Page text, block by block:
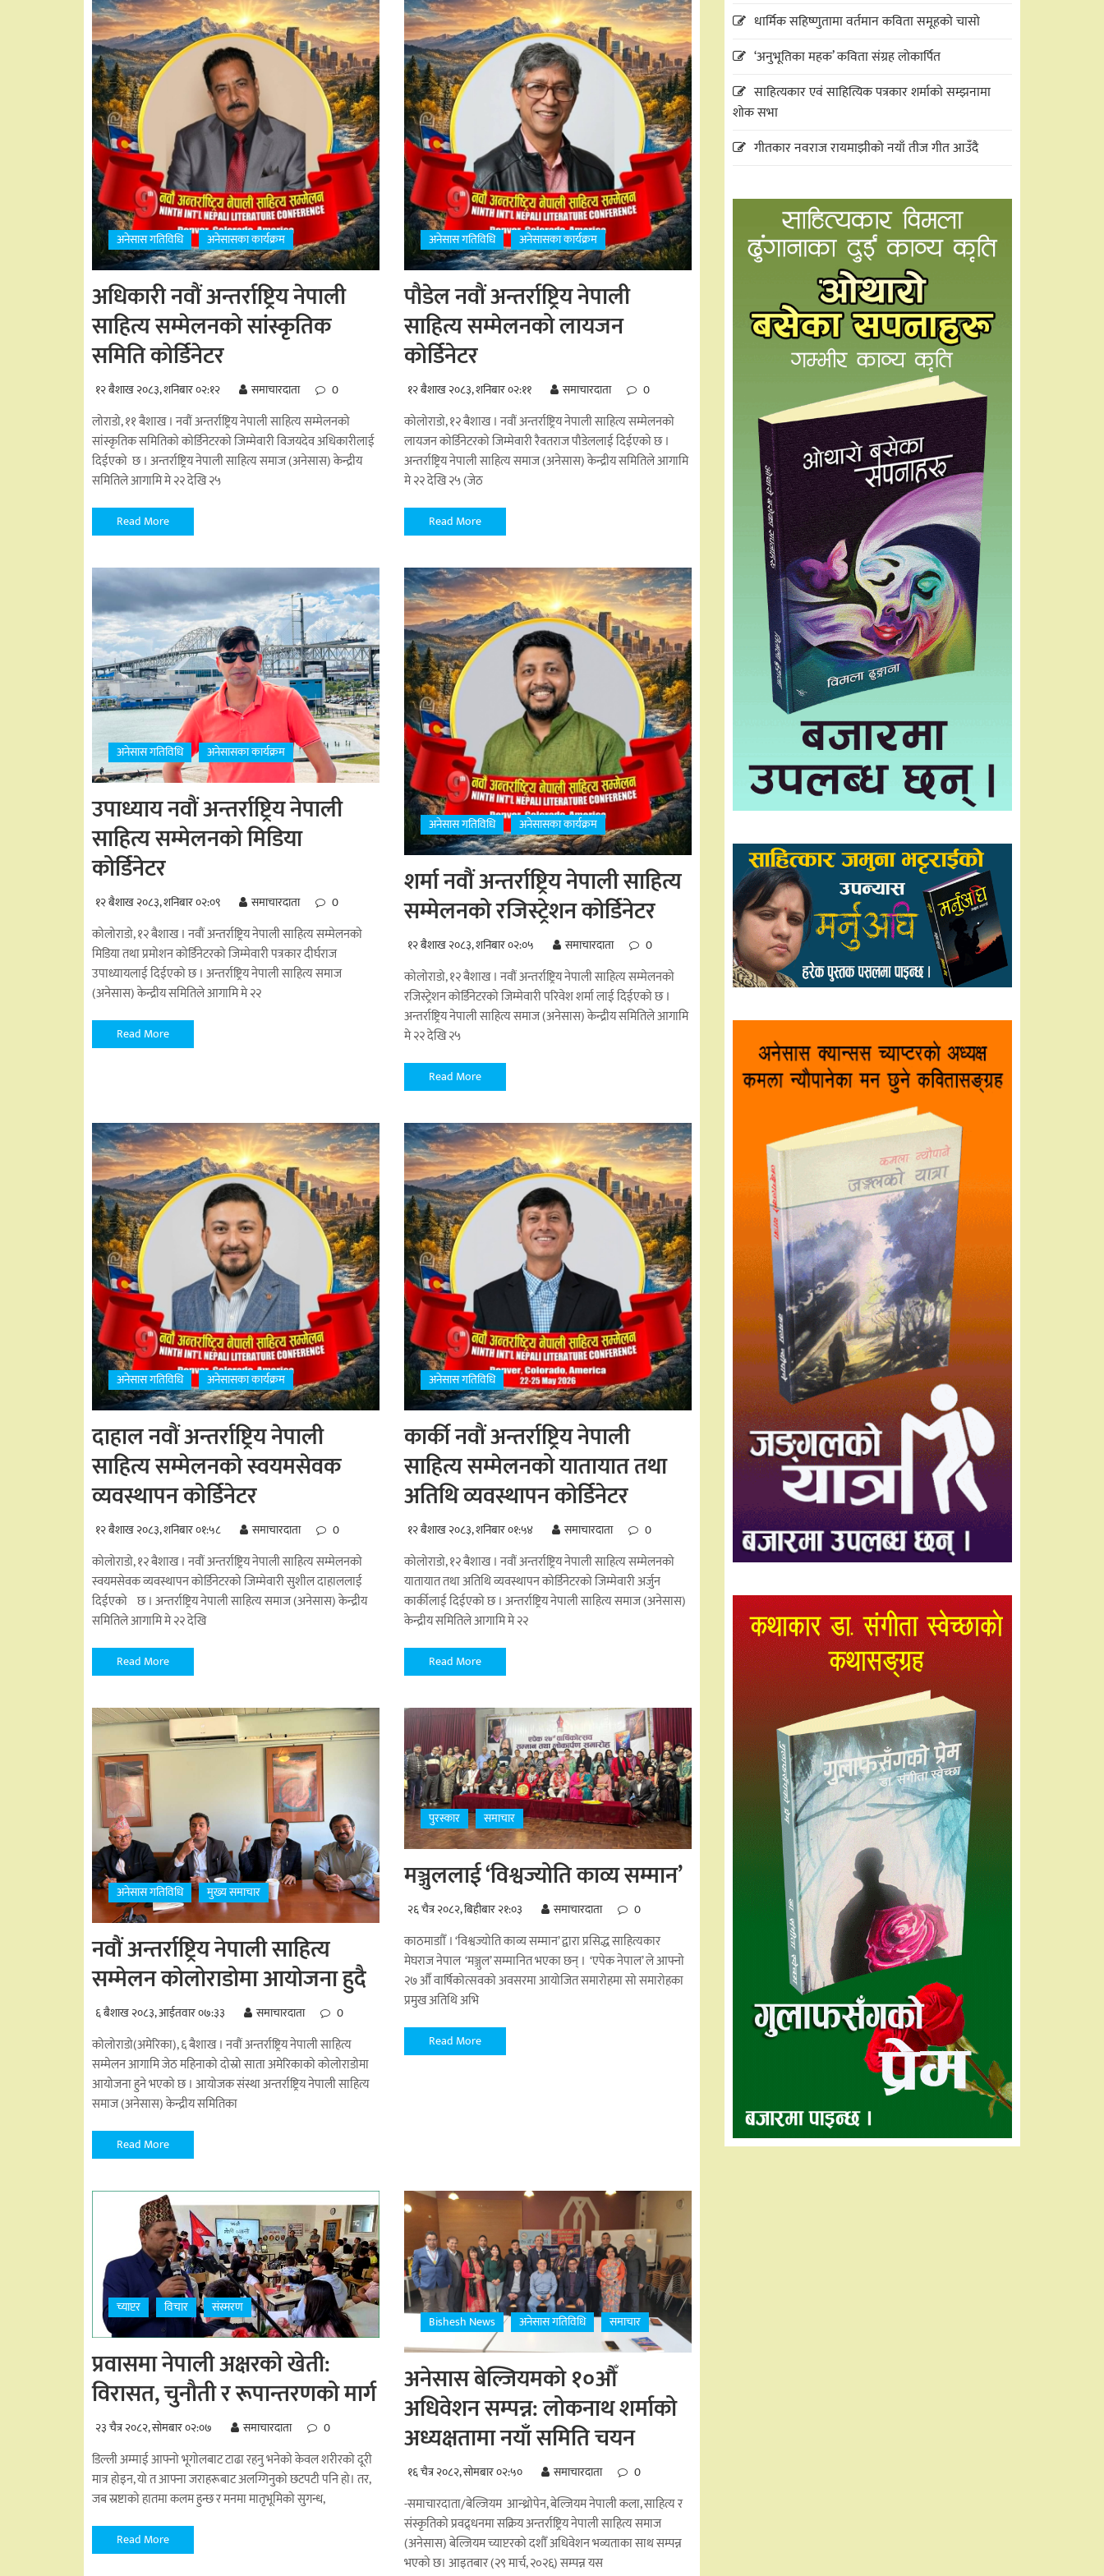
अनेसास गतिविधि अनेसासका कार्यक्रम
अधिकारी नवौं अन्तर्राष्ट्रिय नेपाली
साहित्य सम्मेलनको सांस्कृतिक
समिति कोर्डिनेटर
१२ बैशाख २०८३, शनिबार ०२:१२ समाचारदाता 0
लोराडो, ११ बैशाख । नवौं अन्तर्राष्ट्रिय नेपाली साहित्य सम्मेलनको
सांस्कृतिक समितिको कोर्डिनेटरको जिम्मेवारी विजयदेव अधिकारीलाई
दिईएको छ । अन्तर्राष्ट्रिय नेपाली साहित्य समाज (अनेसास) केन्द्रीय
समितिले आगामि मे २२ देखि २५
Read More
अनेसास गतिविधि अनेसासका कार्यक्रम
पौडेल नवौं अन्तर्राष्ट्रिय नेपाली
साहित्य सम्मेलनको लायजन
कोर्डिनेटर
१२ बैशाख २०८३, शनिबार ०२:११ समाचारदाता 0
कोलोराडो, १२ बैशाख । नवौं अन्तर्राष्ट्रिय नेपाली साहित्य सम्मेलनको
लायजन कोर्डिनेटरको जिम्मेवारी रैवतराज पौडेललाई दिईएको छ ।
अन्तर्राष्ट्रिय नेपाली साहित्य समाज (अनेसास) केन्द्रीय समितिले आगामि
मे २२ देखि २५ (जेठ
Read More
अनेसास गतिविधि अनेसासका कार्यक्रम
उपाध्याय नवौं अन्तर्राष्ट्रिय नेपाली
साहित्य सम्मेलनको मिडिया
कोर्डिनेटर
१२ बैशाख २०८३, शनिबार ०२:०९ समाचारदाता 0
कोलोराडो, १२ बैशाख । नवौं अन्तर्राष्ट्रिय नेपाली साहित्य सम्मेलनको
मिडिया तथा प्रमोशन कोर्डिनेटरको जिम्मेवारी पत्रकार दीर्घराज
उपाध्यायलाई दिईएको छ । अन्तर्राष्ट्रिय नेपाली साहित्य समाज
(अनेसास) केन्द्रीय समितिले आगामि मे २२
Read More
अनेसास गतिविधि अनेसासका कार्यक्रम
शर्मा नवौं अन्तर्राष्ट्रिय नेपाली साहित्य
सम्मेलनको रजिस्ट्रेशन कोर्डिनेटर
१२ बैशाख २०८३, शनिबार ०२:०५ समाचारदाता 0
कोलोराडो, १२ बैशाख । नवौं अन्तर्राष्ट्रिय नेपाली साहित्य सम्मेलनको
रजिस्ट्रेशन कोर्डिनेटरको जिम्मेवारी परिवेश शर्मा लाई दिईएको छ ।
अन्तर्राष्ट्रिय नेपाली साहित्य समाज (अनेसास) केन्द्रीय समितिले आगामि
मे २२ देखि २५
Read More
अनेसास गतिविधि अनेसासका कार्यक्रम
दाहाल नवौं अन्तर्राष्ट्रिय नेपाली
साहित्य सम्मेलनको स्वयमसेवक
व्यवस्थापन कोर्डिनेटर
१२ बैशाख २०८३, शनिबार ०१:५८ समाचारदाता 0
कोलोराडो, १२ बैशाख । नवौं अन्तर्राष्ट्रिय नेपाली साहित्य सम्मेलनको
स्वयमसेवक व्यवस्थापन कोर्डिनेटरको जिम्मेवारी सुशील दाहाललाई
दिईएको छ । अन्तर्राष्ट्रिय नेपाली साहित्य समाज (अनेसास) केन्द्रीय
समितिले आगामि मे २२ देखि
Read More
अनेसास गतिविधि
कार्की नवौं अन्तर्राष्ट्रिय नेपाली
साहित्य सम्मेलनको यातायात तथा
अतिथि व्यवस्थापन कोर्डिनेटर
१२ बैशाख २०८३, शनिबार ०१:५४ समाचारदाता 0
कोलोराडो, १२ बैशाख । नवौं अन्तर्राष्ट्रिय नेपाली साहित्य सम्मेलनको
यातायात तथा अतिथि व्यवस्थापन कोर्डिनेटरको जिम्मेवारी अर्जुन
कार्कीलाई दिईएको छ । अन्तर्राष्ट्रिय नेपाली साहित्य समाज (अनेसास)
केन्द्रीय समितिले आगामि मे २२
Read More
अनेसास गतिविधि मुख्य समाचार
नवौं अन्तर्राष्ट्रिय नेपाली साहित्य
सम्मेलन कोलोराडोमा आयोजना हुदै
६ बैशाख २०८३, आईतवार ०७:३३ समाचारदाता 0
कोलोराडो(अमेरिका), ६ बैशाख । नवौं अन्तर्राष्ट्रिय नेपाली साहित्य
सम्मेलन आगामि जेठ महिनाको दोस्रो साता अमेरिकाको कोलोराडोमा
आयोजना हुने भएको छ । आयोजक संस्था अन्तर्राष्ट्रिय नेपाली साहित्य
समाज (अनेसास) केन्द्रीय समितिका
Read More
पुरस्कार समाचार
मञ्जुललाई ‘विश्वज्योति काव्य सम्मान’
२६ चैत्र २०८२, बिहीबार २१:०३ समाचारदाता 0
काठमाडाौँ । ‘विश्वज्योति काव्य सम्मान’ द्वारा प्रसिद्ध साहित्यकार
मेघराज नेपाल ‘मञ्जुल’ सम्मानित भएका छन् । ‘एपेक नेपाल’ ले आफ्नो
२७ औँ वार्षिकोत्सवको अवसरमा आयोजित समारोहमा सो समारोहका
प्रमुख अतिथि अभि
Read More
च्याप्टर विचार संस्मरण
प्रवासमा नेपाली अक्षरको खेती:
विरासत, चुनौती र रूपान्तरणको मार्ग
२३ चैत्र २०८२, सोमबार ०२:०७ समाचारदाता 0
डिल्ली अम्माई आफ्नो भूगोलबाट टाढा रहनु भनेको केवल शरीरको दूरी
मात्र होइन, यो त आफ्ना जराहरूबाट अलग्गिनुको छटपटी पनि हो। तर,
जब स्रष्टाको हातमा कलम हुन्छ र मनमा मातृभूमिको सुगन्ध,
Read More
Bishesh News अनेसास गतिविधि समाचार
अनेसास बेल्जियमको १०औँ
अधिवेशन सम्पन्न: लोकनाथ शर्माको
अध्यक्षतामा नयाँ समिति चयन
१६ चैत्र २०८२, सोमबार ०२:५० समाचारदाता 0
-समाचारदाता/बेल्जियम आन्थ्रोपेन, बेल्जियम नेपाली कला, साहित्य र
संस्कृतिको प्रवद्र्धनमा सक्रिय अन्तर्राष्ट्रिय नेपाली साहित्य समाज
(अनेसास) बेल्जियम च्याप्टरको दशौँ अधिवेशन भव्यताका साथ सम्पन्न
भएको छ। आइतबार (२९ मार्च, २०२६) सम्पन्न यस
धार्मिक सहिष्णुतामा वर्तमान कविता समूहको चासो
‘अनुभूतिका महक’ कविता संग्रह लोकार्पित
साहित्यकार एवं साहित्यिक पत्रकार शर्माको सम्झनामा
शोक सभा
गीतकार नवराज रायमाझीको नयाँ तीज गीत आउँदै